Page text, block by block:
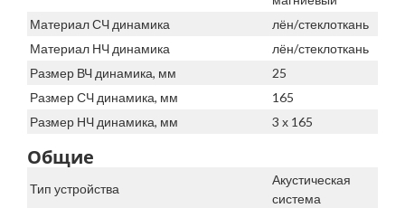
Материал СЧ динамика
лён/стеклоткань
Материал НЧ динамика
лён/стеклоткань
Размер ВЧ динамика, мм
25
Размер СЧ динамика, мм
165
Размер НЧ динамика, мм
3 х 165
Общие
Тип устройства
Акустическая
система